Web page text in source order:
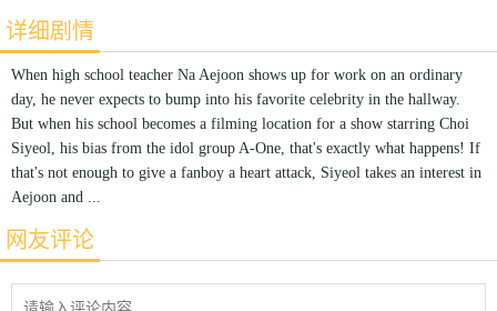
详细剧情
When high school teacher Na Aejoon shows up for work on an ordinary
day, he never expects to bump into his favorite celebrity in the hallway.
But when his school becomes a filming location for a show starring Choi
Siyeol, his bias from the idol group A-One, that's exactly what happens! If
that's not enough to give a fanboy a heart attack, Siyeol takes an interest in
Aejoon and ...
网友评论